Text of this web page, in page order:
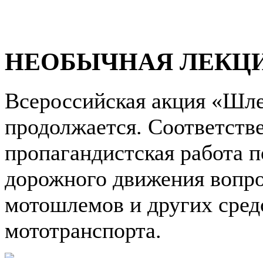
НЕОБЫЧНАЯ
Всероссийская акция
продолжается.
пропагандистская работа
дорожного движения
мотошлемов и других
мототранспорта.